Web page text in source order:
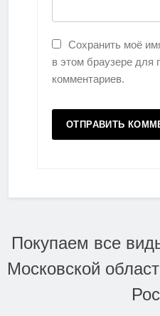
Сохранить моё
в этом браузере
комментариев.
Покупаем все
Московской